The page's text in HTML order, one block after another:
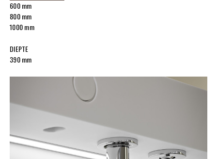
600 mm
800 mm
1000 mm
DIEPTE
390 mm